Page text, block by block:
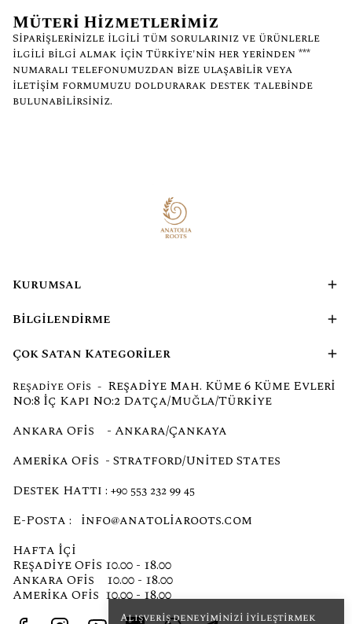
Alışveriş deneyiminizi iyileştirmek
Müşteri Hizmetlerimiz
Siparişlerinizle ilgili tüm sorularınız ve ürünlerle
ilgili bilgi almak için Türkiye'nin her yerinden ***
numaralı telefonumuzdan bize ulaşabilir veya
iletişim formumuzu doldurarak destek talebinde
bulunabilirsiniz.
Kurumsal
Bilgilendirme
Çok Satan Kategoriler
Reşadiye Ofis - Reşadiye Mah. Küme 6 Küme Evleri
No:8 İç Kapı No:2 Datça/Muğla/Türkiye
Ankara Ofis - Ankara/Çankaya
Amerika Ofis - Stratford/United States
Destek Hattı : +90 553 232 99 45
E-Posta : info@anatoliaroots.com
Hafta İçi
Reşadiye Ofis 10.00 - 18.00
Ankara Ofis 10.00 - 18.00
Amerika Ofis 10.00 - 18.00